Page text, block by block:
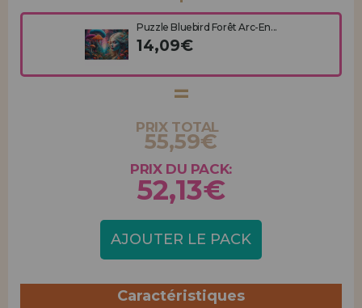
Puzzle Bluebird Forêt Arc-En...
14,09€
PRIX TOTAL
55,59€
PRIX DU PACK:
52,13€
AJOUTER LE PACK
Caractéristiques